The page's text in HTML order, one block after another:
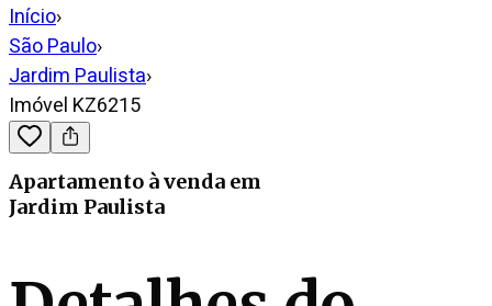
Início›
São Paulo›
Jardim Paulista›
Imóvel KZ6215
Apartamento à venda em
Jardim Paulista